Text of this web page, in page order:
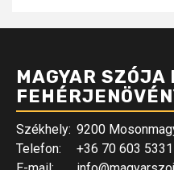
MAGYAR SZÓJA
Székhely: 9200
Telefon:
+36 70 603 5331